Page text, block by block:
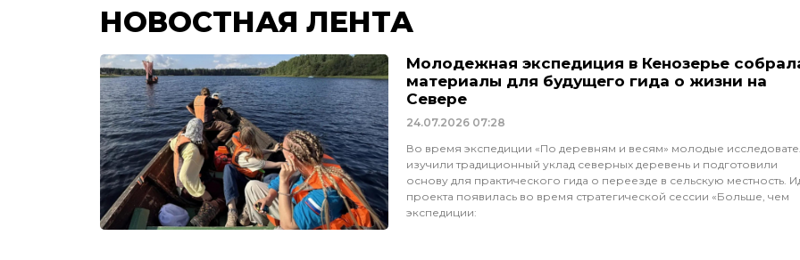
НОВОСТНАЯ ЛЕНТА
Молодежная экспедиция в Кенозерье
материалы для будущего гида о жизни на
Севере
24.07.2026 07:28
Во время экспедиции «По деревням и весям» молодые
изучили традиционный уклад северных деревень и подготовили
основу для практического гида о переезде в сельскую местность.
проекта появилась во время стратегической сессии «Больше, чем
экспедиции: